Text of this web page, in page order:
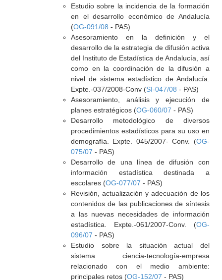
Estudio sobre la incidencia de la formación
en el desarrollo económico de Andalucía
(OG-091/08 - PAS)
Asesoramiento en la definición y el
desarrollo de la estrategia de difusión activa
del Instituto de Estadística de Andalucía, así
como en la coordinación de la difusión a
nivel de sistema estadístico de Andalucía.
Expte.-037/2008-Conv (SI-047/08 - PAS)
Asesoramiento, análisis y ejecución de
planes estratégicos (OG-060/07 - PAS)
Desarrollo metodológico de diversos
procedimientos estadísticos para su uso en
demografía. Expte. 045/2007- Conv. (OG-
075/07 - PAS)
Desarrollo de una línea de difusión con
información estadística destinada a
escolares (OG-077/07 - PAS)
Revisión, actualización y adecuación de los
contenidos de las publicaciones de síntesis
a las nuevas necesidades de información
estadística. Expte.-061/2007-Conv. (OG-
096/07 - PAS)
Estudio sobre la situación actual del
sistema ciencia-tecnología-empresa
relacionado con el medio ambiente:
principales retos (OG-152/07 - PAS)